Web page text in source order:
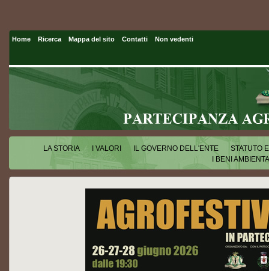
Home Ricerca Mappa del sito Contatti Non vedenti
LA STORIA I VALORI IL GOVERNO DELL'ENTE
STATUTO
I BENI